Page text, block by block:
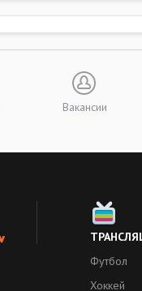
Вакансии
Футбол
Хоккей